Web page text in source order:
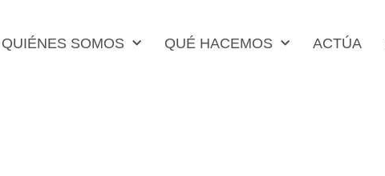
QUIÉNES SOMOS QUÉ HACEMOS ACTÚA